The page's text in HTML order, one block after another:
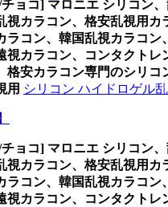
ョコ] マロニエ シリコン
視カラコン、格安乱視用カ
ラコン、韓国乱視カラコン
視カラコン、コンタクトレ
格安カラコン専門のシリコ
用 シリコン ハイドロゲル
ョコ] マロニエ シリコン
視カラコン、格安乱視用カ
ラコン、韓国乱視カラコン
視カラコン、コンタクトレ